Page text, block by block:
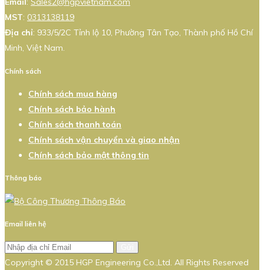
MST: 0313138119
Địa chỉ: 933/5/2C Tỉnh lộ 10, Phường Tân Tạo, Thành phố Hồ Chí
Minh, Việt Nam.
Chính sách
Chính sách mua hàng
Chính sách bảo hành
Chính sách thanh toán
Chính sách vận chuyển và giao nhận
Chính sách bảo mật thông tin
Thông báo
Email liên hệ
Copyright © 2015 HGP Engineering Co.,Ltd. All Rights Reserved